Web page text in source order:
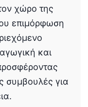
χώρο της
επιμόρφωση
και
συμβουλές για